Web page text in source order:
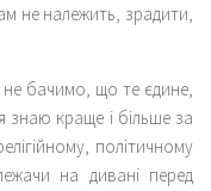
не належить, зрадити,
не бачимо, що те єдине,
знаю краще і більше за
політичному
на дивані перед